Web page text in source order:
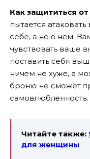
Как защититься
пытается
себе, а не о нем.
чувствовать ваше
поставить себя
ничем не хуже, а
броню не сможет
самовлюбленность.
Читайте также:
для женщины